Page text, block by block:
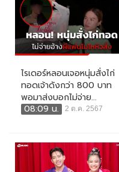
ไรเดอร์หลอนเจอหนุ่มสั่งไก่
ทอดเจ้าดังกว่า 800 บาท
พอมาส่งบอกไม่จ่าย...
08:09 น.
2 ต.ค. 2567